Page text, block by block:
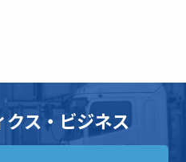
ス・ビジネス